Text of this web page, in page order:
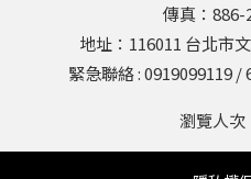
傳真：886-
地址：116011 台北市
緊急聯絡 : 0919099119
瀏覽人次